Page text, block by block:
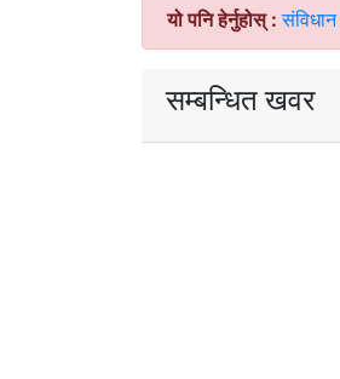
यो पनि हेर्नुहोस् :
सम्बन्धित खवर